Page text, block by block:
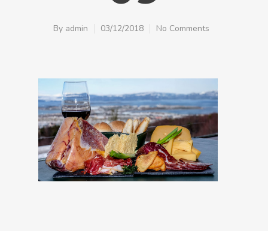
By admin 03/12/2018 No Comments